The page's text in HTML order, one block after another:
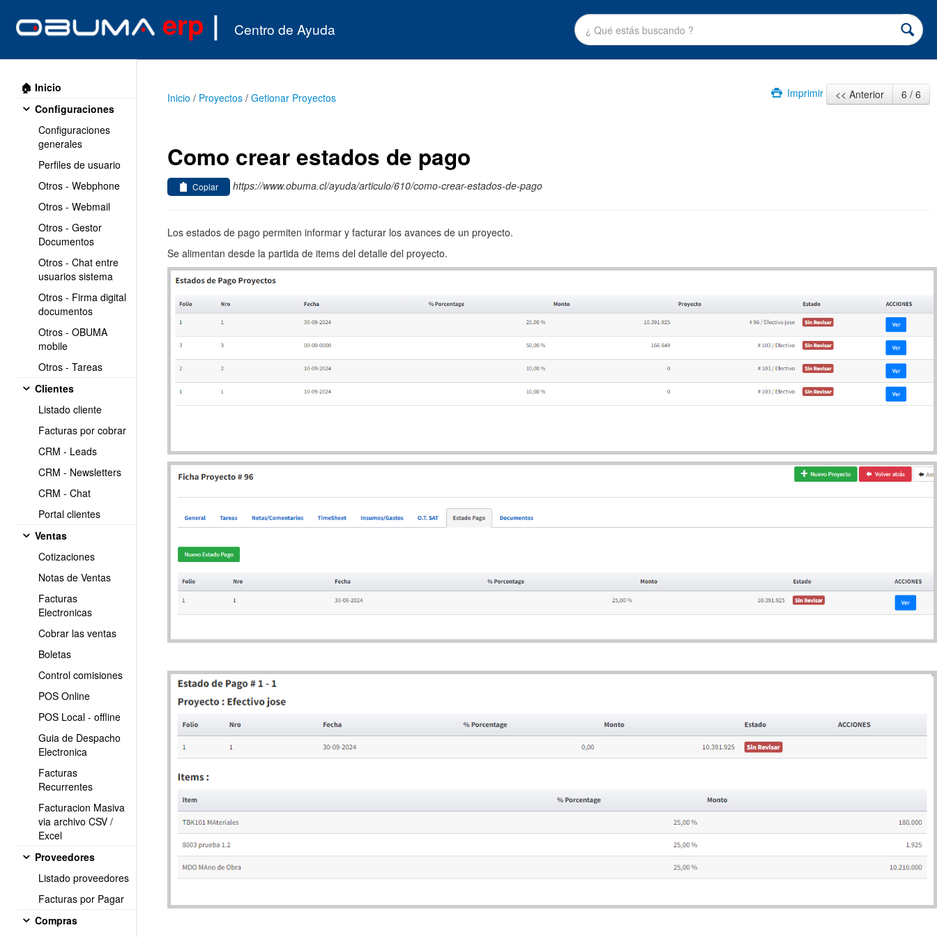
erp | Centro de Ayuda
🏠 Inicio
Configuraciones
Configuraciones
generales
Perfiles de usuario
Otros - Webphone
Otros - Webmail
Otros - Gestor
Documentos
Otros - Chat entre
usuarios sistema
Otros - Firma digital
documentos
Otros - OBUMA
mobile
Otros - Tareas
Clientes
Listado cliente
Facturas por cobrar
CRM - Leads
CRM - Newsletters
CRM - Chat
Portal clientes
Ventas
Cotizaciones
Notas de Ventas
Facturas
Electronicas
Cobrar las ventas
Boletas
Control comisiones
POS Online
POS Local - offline
Guia de Despacho
Electronica
Facturas
Recurrentes
Facturacion Masiva
via archivo CSV /
Excel
Proveedores
Listado proveedores
Facturas por Pagar
Compras
Inicio / Proyectos / Getionar Proyectos Imprimir << Anterior 6 / 6
Como crear estados de pago
Copiar https://www.obuma.cl/ayuda/articulo/610/como-crear-estados-de-pago
Los estados de pago permiten informar y facturar los avances de un proyecto.
Se alimentan desde la partida de items del detalle del proyecto.